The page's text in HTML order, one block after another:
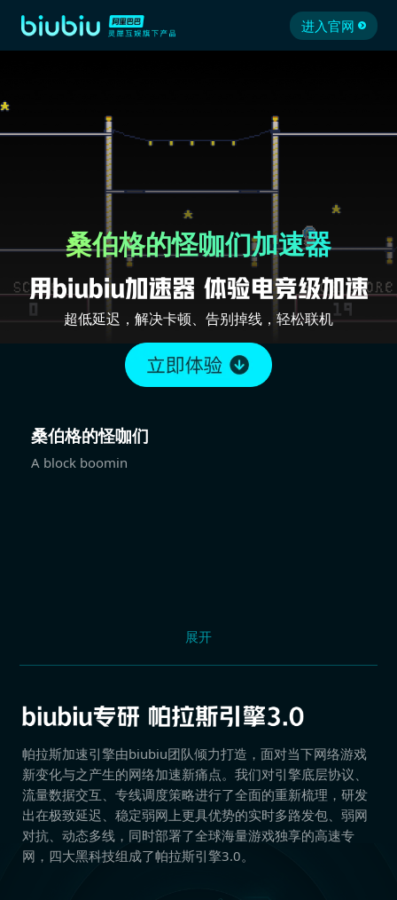
进入官网
桑伯格的怪咖们加速器
超低延迟，解决卡顿、告别掉线，轻松联机
桑伯格的怪咖们
A block boomin
展开
帕拉斯加速引擎由biubiu团队倾力打造，面对当下网络游戏
新变化与之产生的网络加速新痛点。我们对引擎底层协议、
流量数据交互、专线调度策略进行了全面的重新梳理，研发
出在极致延迟、稳定弱网上更具优势的实时多路发包、弱网
对抗、动态多线，同时部署了全球海量游戏独享的高速专
网，四大黑科技组成了帕拉斯引擎3.0。